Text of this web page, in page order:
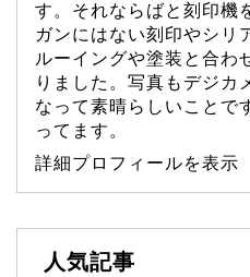
す。それならばと刻印機
ガンにはない刻印やシリ
ルーイングや塗装と合わ
りました。写真もデジカ
なって素晴らしいことで
ってます。
詳細プロフィールを表示
人気記事